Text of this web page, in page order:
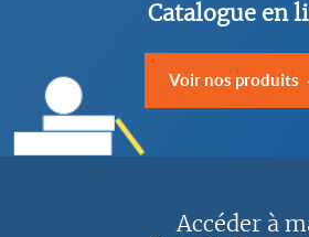
Catalogue en
Voir nos produits
Accéder à